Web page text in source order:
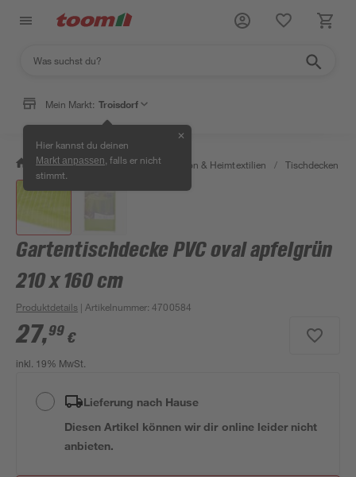
Mein Markt: Troisdorf
Hier kannst du deinen
Markt anpassen , falls er nicht
stimmt.
✕
/ Wohnen & Haushalt / Dekoration & Heimtextilien / Tischdecken &
Gartentischdecke PVC oval apfelgrün
210 x 160 cm
Produktdetails | Artikelnummer:4700584
27,99 €
inkl. 19% MwSt.
Lieferung nach Hause
Diesen Artikel können wir dir online leider nicht
anbieten.